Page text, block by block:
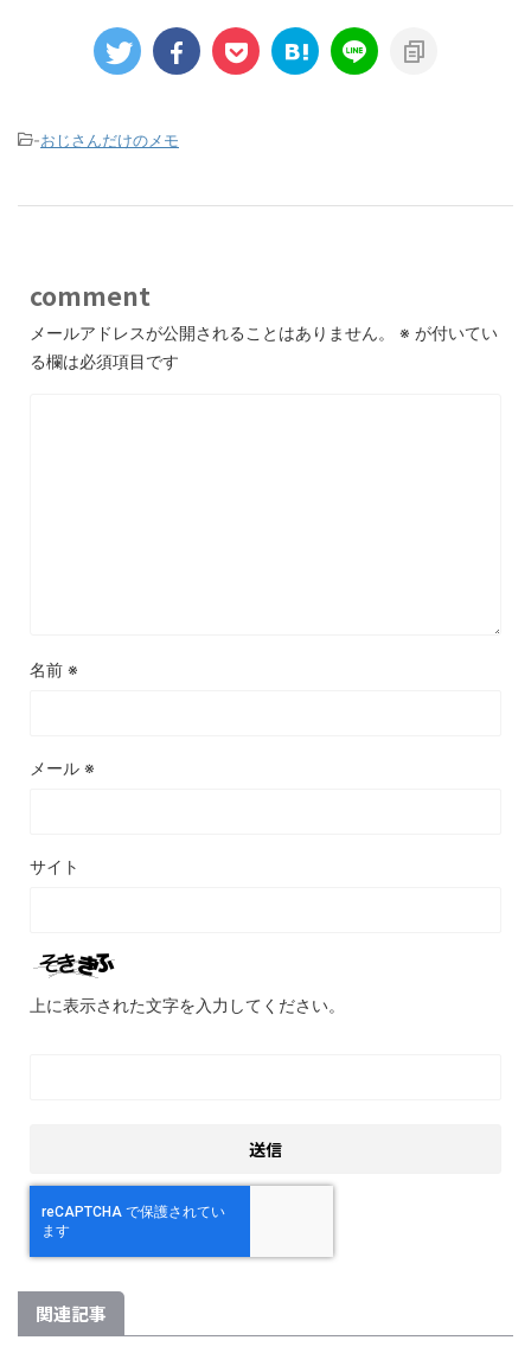
-おじさんだけのメモ
comment
メールアドレスが公開されることはありません。 ※ が付いてい
る欄は必須項目です
名前 ※
メール ※
サイト
上に表示された文字を入力してください。
関連記事